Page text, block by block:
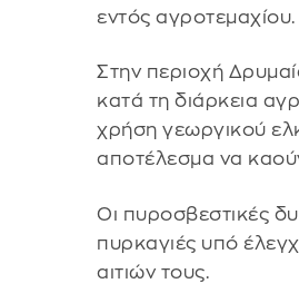
εντός αγροτεμαχίου.
Στην περιοχή
κατά τη διάρκεια
χρήση γεωργικού
αποτέλεσμα να
Οι πυροσβεστικές
πυρκαγιές υπό
αιτιών τους.